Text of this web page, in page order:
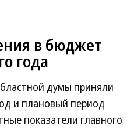
в бюджет
года
думы приняли
и плановый период
показатели главного